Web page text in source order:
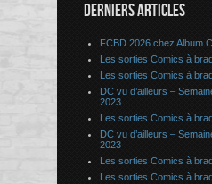
DERNIERS ARTICLES
FCBD 2026 chez Album
Les sorties Comics à
Les sorties Comics à
DC vu d’ailleurs –
2023
Les sorties Comics à
DC vu d’ailleurs –
2023
Les sorties Comics à
Les sorties Comics à